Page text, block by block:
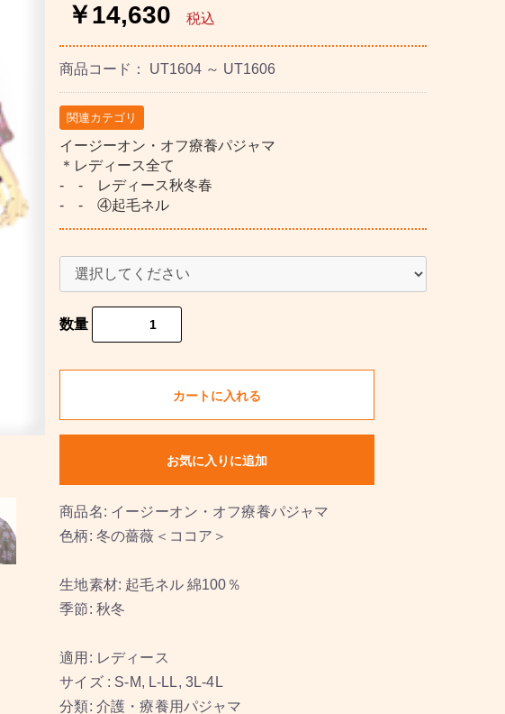
￥14,630 税込
商品コード： UT1604 ～ UT1606
関連カテゴリ
イージーオン・オフ療養パジャマ
＊レディース全て
- - レディース秋冬春
- - ④起毛ネル
数量
カートに入れる
お気に入りに追加
商品名: イージーオン・オフ療養パジャマ
色柄: 冬の薔薇＜ココア＞
生地素材: 起毛ネル 綿100％
季節: 秋冬
適用: レディース
サイズ : S-M, L-LL, 3L-4L
分類: 介護・療養用パジャマ